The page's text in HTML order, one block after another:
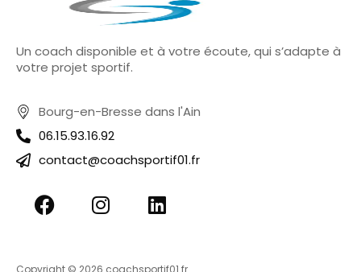
Un coach disponible et à votre écoute, qui s’adapte à
votre projet sportif.
Bourg-en-Bresse dans l'Ain
06.15.93.16.92
contact@coachsportif01.fr
Copyright © 2026 coachsportif01.fr